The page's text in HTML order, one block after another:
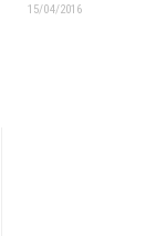
15/04/2016